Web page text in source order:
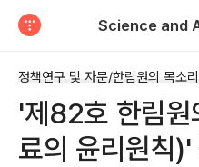
Science and
정책연구 및 자문/한림원의 목소리
'제82호 한림원
료의 윤리원칙)'